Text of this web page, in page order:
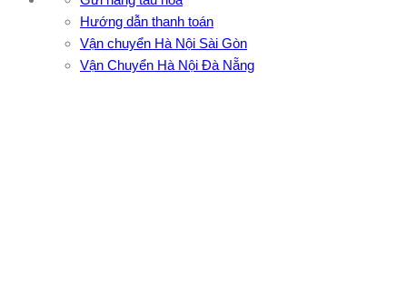
Hướng dẫn thanh toán
Vận chuyển Hà Nội Sài Gòn
Vận Chuyển Hà Nội Đà Nẵng